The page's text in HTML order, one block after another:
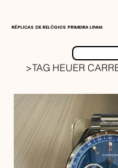
RÉPLICAS DE RELÓGIOS PRIMEIRA LINHA
>TAG HEUER